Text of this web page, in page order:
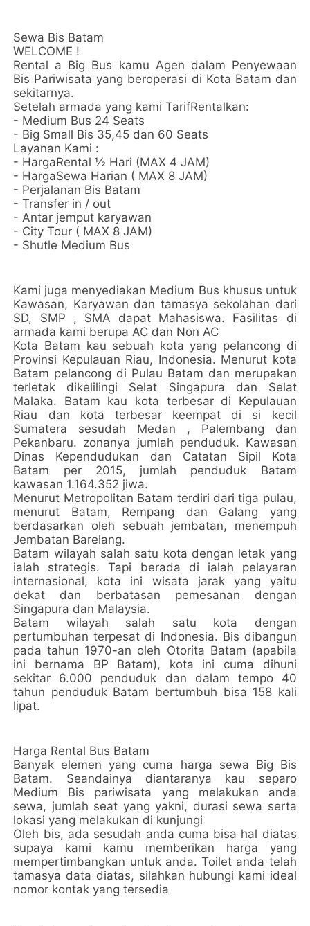
Sewa Bis Batam
WELCOME !
Rental a Big Bus kamu Agen dalam Penyewaan
Bis Pariwisata yang beroperasi di Kota Batam dan
sekitarnya.
Setelah armada yang kami TarifRentalkan:
- Medium Bus 24 Seats
- Big Small Bis 35,45 dan 60 Seats
Layanan Kami :
- HargaRental ½ Hari (MAX 4 JAM)
- HargaSewa Harian ( MAX 8 JAM)
- Perjalanan Bis Batam
- Transfer in / out
- Antar jemput karyawan
- City Tour ( MAX 8 JAM)
- Shutle Medium Bus
Kami juga menyediakan Medium Bus khusus untuk
Kawasan, Karyawan dan tamasya sekolahan dari
SD, SMP , SMA dapat Mahasiswa. Fasilitas di
armada kami berupa AC dan Non AC
Kota Batam kau sebuah kota yang pelancong di
Provinsi Kepulauan Riau, Indonesia. Menurut kota
Batam pelancong di Pulau Batam dan merupakan
terletak dikelilingi Selat Singapura dan Selat
Malaka. Batam kau kota terbesar di Kepulauan
Riau dan kota terbesar keempat di si kecil
Sumatera sesudah Medan , Palembang dan
Pekanbaru. zonanya jumlah penduduk. Kawasan
Dinas Kependudukan dan Catatan Sipil Kota
Batam per 2015, jumlah penduduk Batam
kawasan 1.164.352 jiwa.
Menurut Metropolitan Batam terdiri dari tiga pulau,
menurut Batam, Rempang dan Galang yang
berdasarkan oleh sebuah jembatan, menempuh
Jembatan Barelang.
Batam wilayah salah satu kota dengan letak yang
ialah strategis. Tapi berada di ialah pelayaran
internasional, kota ini wisata jarak yang yaitu
dekat dan berbatasan pemesanan dengan
Singapura dan Malaysia.
Batam wilayah salah satu kota dengan
pertumbuhan terpesat di Indonesia. Bis dibangun
pada tahun 1970-an oleh Otorita Batam (apabila
ini bernama BP Batam), kota ini cuma dihuni
sekitar 6.000 penduduk dan dalam tempo 40
tahun penduduk Batam bertumbuh bisa 158 kali
lipat.
Harga Rental Bus Batam
Banyak elemen yang cuma harga sewa Big Bis
Batam. Seandainya diantaranya kau separo
Medium Bis pariwisata yang melakukan anda
sewa, jumlah seat yang yakni, durasi sewa serta
lokasi yang melakukan di kunjungi
Oleh bis, ada sesudah anda cuma bisa hal diatas
supaya kami kamu memberikan harga yang
mempertimbangkan untuk anda. Toilet anda telah
tamasya data diatas, silahkan hubungi kami ideal
nomor kontak yang tersedia